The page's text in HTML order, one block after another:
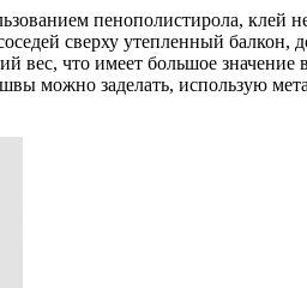
пенополистирола,
сверху утепленный
вес, что имеет большое
можно заделать, использую